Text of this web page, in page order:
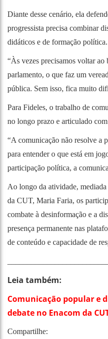
Diante desse cenário, ela
progressista precisa combinar
didáticos e de formação política.
“Às vezes precisamos voltar
parlamento, o que faz um
pública. Sem isso, fica muito
Para Fideles, o trabalho de
no longo prazo e articulado
“A comunicação não resolve a
para entender o que está em
participação política, a
Ao longo da atividade,
da CUT, Maria Faria, os
combate à desinformação e a
presença permanente nas
de conteúdo e capacidade de
Leia também:
Comunicação popular e
debate no Enacom da
Compartilhe: